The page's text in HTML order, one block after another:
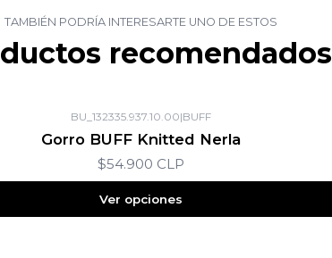
TAMBIÉN PODRÍA INTERESARTE UNO DE ESTOS
recomendados
BU_132335.937.10.00|BUFF
Gorro BUFF Knitted Nerla
$54.900 CLP
Ver opciones